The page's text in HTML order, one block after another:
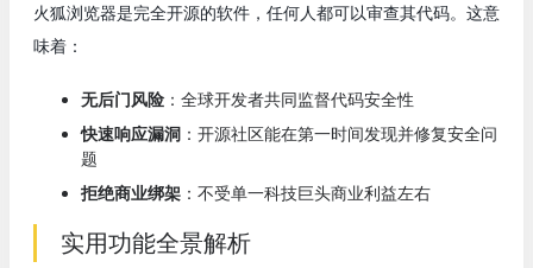
火狐浏览器是完全开源的软件，任何人都可以审查其代码。这意
味着：
无后门风险 ：全球开发者共同监督代码安全性
快速响应漏洞 ：开源社区能在第一时间发现并修复安全问
题
拒绝商业绑架 ：不受单一科技巨头商业利益左右
实用功能全景解析